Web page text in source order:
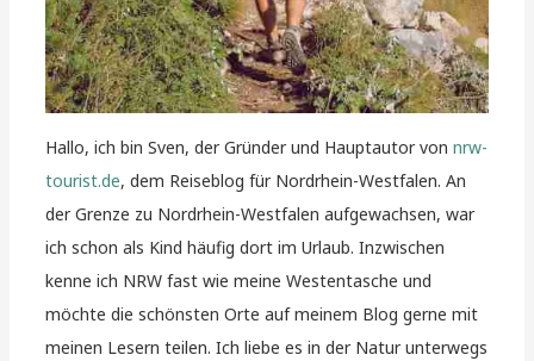
Hallo, ich bin Sven, der Gründer und Hauptautor vonnrw-
tourist.de, dem Reiseblog für Nordrhein-Westfalen. An
der Grenze zu Nordrhein-Westfalen aufgewachsen, war
ich schon als Kind häufig dort im Urlaub. Inzwischen
kenne ich NRW fast wie meine Westentasche und
möchte die schönsten Orte auf meinem Blog gerne mit
meinen Lesern teilen. Ich liebe es in der Natur unterwegs